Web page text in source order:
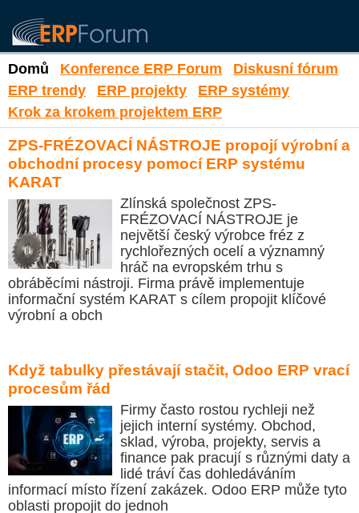
Domů Konference ERP Forum
Diskusní fórum
ERP trendy
ERP projekty
ERP systémy
Krok za krokem projektem ERP
ZPS-FRÉZOVACÍ NÁSTROJE propojí výrobní a
obchodní procesy pomocí ERP systému
KARAT
Zlínská společnost ZPS-
FRÉZOVACÍ NÁSTROJE je
největší český výrobce fréz z
rychlořezných ocelí a významný
hráč na evropském trhu s
obráběcími nástroji. Firma právě implementuje
informační systém KARAT s cílem propojit klíčové
výrobní a obch
Když tabulky přestávají stačit, Odoo ERP vrací
procesům řád
Firmy často rostou rychleji než
jejich interní systémy. Obchod,
sklad, výroba, projekty, servis a
finance pak pracují s různými daty a
lidé tráví čas dohledáváním
informací místo řízení zakázek. Odoo ERP může tyto
oblasti propojit do jednoh